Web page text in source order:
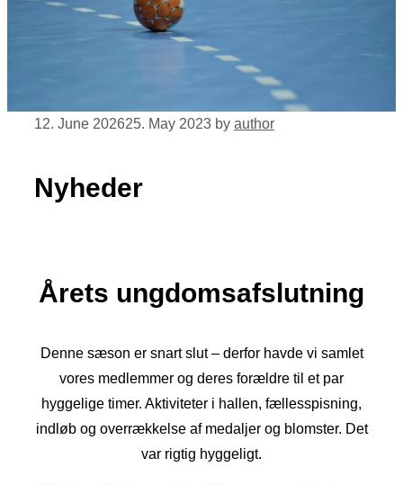
12. June 202625. May 2023 by author
Nyheder
Årets ungdomsafslutning
Denne sæson er snart slut – derfor havde vi samlet
vores medlemmer og deres forældre til et par
hyggelige timer. Aktiviteter i hallen, fællesspisning,
indløb og overrækkelse af medaljer og blomster. Det
var rigtig hyggeligt.